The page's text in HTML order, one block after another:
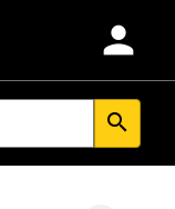
person
search